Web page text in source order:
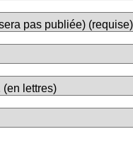
pas publiée) (requise)
(en lettres)